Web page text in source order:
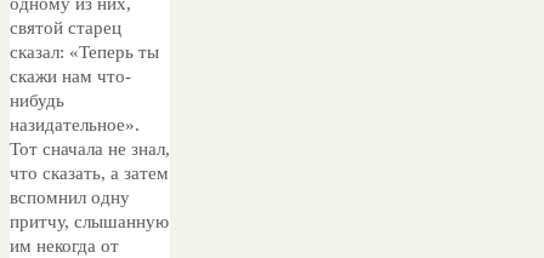
святой старец
сказал: «Теперь ты
скажи нам что-
нибудь
назидательное».
Тот сначала не знал,
что сказать, а затем
вспомнил одну
притчу, слышанную
им некогда от